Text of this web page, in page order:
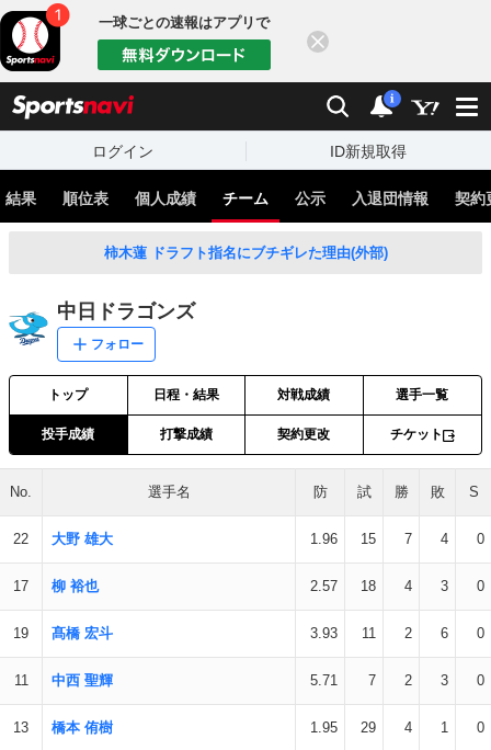
一球ごとの速報はアプリで
検索 通知
i
ログイン ID新規取得
結果 順位表 個人成績 チーム 公示 入退団情報 契約
柿木蓮 ドラフト指名にブチギレた理由(外部)
中日ドラゴンズ
フォロー
トップ 日程・結果 対戦成績 選手一覧
投手成績 打撃成績 契約更改 チケット
No. 選手名 防 試 勝 敗 S
22 大野 雄大 1.96 15 7 4 0
17 柳 裕也 2.57 18 4 3 0
19 髙橋 宏斗 3.93 11 2 6 0
11 中西 聖輝 5.71 7 2 3 0
13 橋本 侑樹 1.95 29 4 1 0